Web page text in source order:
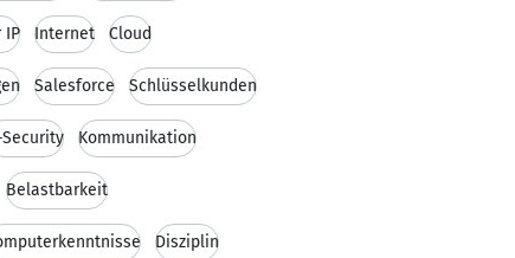
IP Internet Cloud
Salesforce Schlüsselkunden
Security Kommunikation
Belastbarkeit
Disziplin